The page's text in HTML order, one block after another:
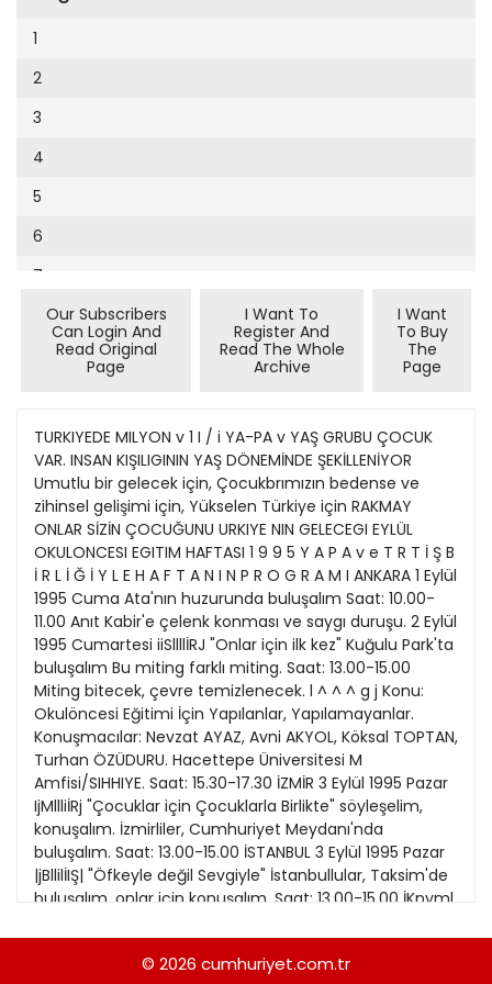
Cumhuriyet Sağlıklı Beslenme
Cumhuriyet Sokak
Cumhuriyet Spor
Cumhuriyet Strateji
Cumhuriyet Tarım
Cumhuriyet Yılbaşı
Çerçeve Eki
Dergi Eki
Ekonomi Eki
Evleniyoruz
Güney Dogu
Kitap Eki
Özel Ekler
Özel Okullar
Sevgililer Günü
Siyaset Eki
Sürdürülebilir yaşam
Turizm Eki
Yerel Yönetimler
1994
1991
1990
1989
1988
1987
1986
1985
1984
1983
1982
1981
1980
9
10
11
12
13
14
15
16
19
20
21
22
23
24
25
26
27
28
29
30
1
2
3
4
5
6
7
11
12
13
14
15
16
17
18
Our Subscribers
Can Login And
Read Original
Page
I Want To
Register And
Read The Whole
Archive
I Want
To Buy
The
Page
TURKIYEDE MILYON v 1 I / i YA-PA v YAŞ GRUBU ÇOCUK
VAR. INSAN KIŞILIGININ YAŞ DÖNEMİNDE ŞEKİLLENİYOR
Umutlu bir gelecek için, Çocukbrımızın bedense ve
zihinsel gelişimi için, Yükselen Türkiye için RAKMAY
ONLAR SİZİN ÇOCUĞUNU URKIYE NIN GELECEGI EYLÜL
OKULONCESI EGITIM HAFTASI 1 9 9 5 Y A P A v e T R T İ Ş B
İ R L İ Ğ İ Y L E H A F T A N I N P R O G R A M I ANKARA 1 Eylül
1995 Cuma Ata'nın huzurunda buluşalım Saat: 10.00-
11.00 Anıt Kabir'e çelenk konması ve saygı duruşu. 2 Eylül
1995 Cumartesi iiSllllİRJ "Onlar için ilk kez" Kuğulu Park'ta
buluşalım Bu miting farklı miting. Saat: 13.00-15.00
Miting bitecek, çevre temizlenecek. l ^ ^ ^ g j Konu:
Okulöncesi Eğitimi İçin Yapılanlar, Yapılamayanlar.
Konuşmacılar: Nevzat AYAZ, Avni AKYOL, Köksal TOPTAN,
Turhan ÖZÜDURU. Hacettepe Üniversitesi M
Amfisi/SIHHIYE. Saat: 15.30-17.30 İZMİR 3 Eylül 1995 Pazar
IjMllliİRj "Çocuklar için Çocuklarla Birlikte" söyleşelim,
konuşalım. İzmirliler, Cumhuriyet Meydanı'nda
buluşalım. Saat: 13.00-15.00 İSTANBUL 3 Eylül 1995 Pazar
|jBllilİIŞ| "Öfkeyle değil Sevgiyle" İstanbullular, Taksim'de
buluşalım, onlar için konuşalım. Saat: 13.00-15.00 İKnyml
Rengin ZEMBAT, Psikolog Sema ULCAY, Uzman Özgör
DEMİRAL, Turhan ÖZÜDURU. Saat: 15.30-17.30 İstanbul
© 2026 cumhuriyet.com.tr